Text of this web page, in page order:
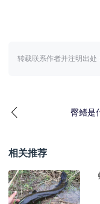
转载联系作者并注明出处
臀鳍是
相关推荐